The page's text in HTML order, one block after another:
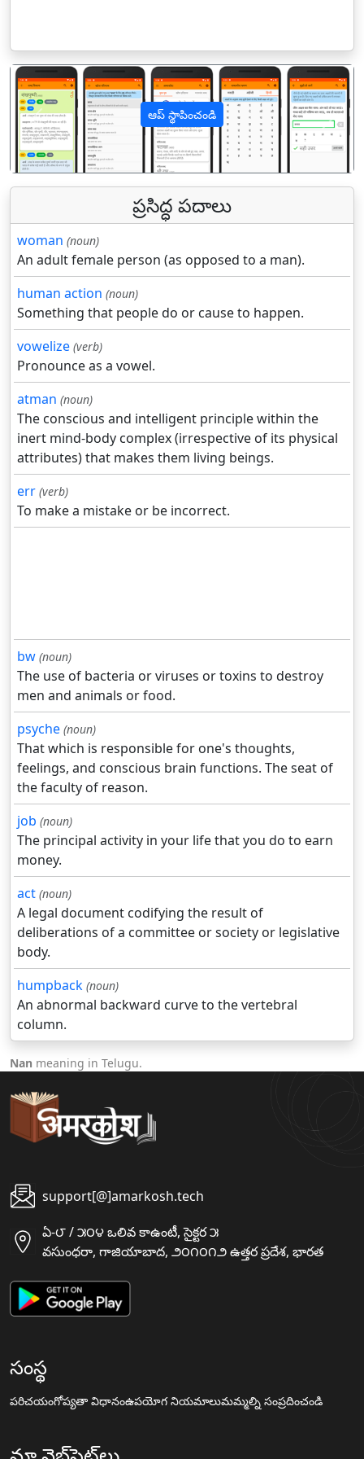
ఆప్ స్థాపించండి
पिछला
ప్రసిద్ధ పదాలు
woman (noun)
An adult female person (as opposed to a man).
human action (noun)
Something that people do or cause to happen.
vowelize (verb)
Pronounce as a vowel.
atman (noun)
The conscious and intelligent principle within the
inert mind-body complex (irrespective of its physical
attributes) that makes them living beings.
err (verb)
To make a mistake or be incorrect.
bw (noun)
The use of bacteria or viruses or toxins to destroy
men and animals or food.
psyche (noun)
That which is responsible for one's thoughts,
feelings, and conscious brain functions. The seat of
the faculty of reason.
job (noun)
The principal activity in your life that you do to earn
money.
act (noun)
A legal document codifying the result of
deliberations of a committee or society or legislative
body.
humpback (noun)
An abnormal backward curve to the vertebral
column.
Nan meaning in Telugu.
support[@]amarkosh.tech
ఏ-౮ / ౫౦౪ ఒలివ కాఉంటీ, సైక్టర ౫
వసుంధరా, గాజియాబాద, ౨౦౧౦౧౨ ఉత్తర ప్రదేశ, భారత
సంస్థ
పరిచయంగోప్యతా విధానంఉపయోగ నియమాలుమమ్మల్ని సంప్రదించండి